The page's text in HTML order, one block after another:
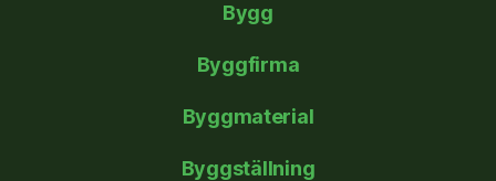
Bygg
Byggfirma
Byggmaterial
Byggställning